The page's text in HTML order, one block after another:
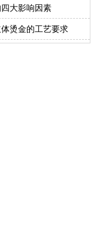
大影响因素
烫金的工艺要求